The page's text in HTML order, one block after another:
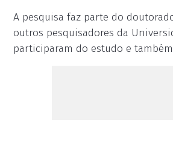
A pesquisa faz parte do
outros pesquisadores da
participaram do estudo e